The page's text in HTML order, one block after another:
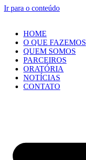
Ir para o conteúdo
HOME
O QUE FAZEMOS
QUEM SOMOS
PARCEIROS
ORATÓRIA
NOTÍCIAS
CONTATO